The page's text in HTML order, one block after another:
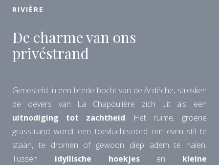
RIVIÈRE
De charme van ons
privéstrand
Genesteld in een brede bocht van de Ardèche, strekken
de oevers van La Chapoulière zich uit als een
uitnodiging tot zachtheid. Het ruime, groene
grasstrand wordt een toevluchtsoord om even stil te
staan, te dromen of gewoon diep adem te halen.
Tussen idyllische hoekjesen kleine